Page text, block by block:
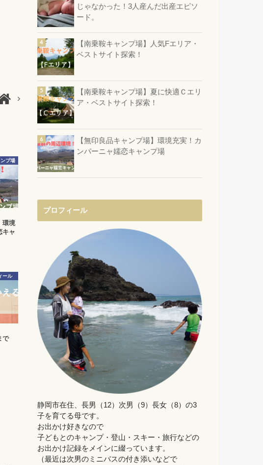
プ場
環境
キャ
ール
で
じゃなかった！3人産んだ出産エピソ
ード。
【南乗鞍キャンプ場】人気Fエリア・
ベストサイト探索！
【南乗鞍キャンプ場】夏に快適Ｃエリ
ア・ベストサイト探索！
【無印良品キャンプ場】環境充実！カ
ンパーニャ嬬恋キャンプ場
プロフィール
静岡市在住、長男（12）次男（9）長女（8）の3
子を育てる母です。
お出かけ好きなので
子どもとのキャンプ・登山・スキー・旅行などの
お出かけ記録をメインに綴っています。
（最近は次男のミニバスの付き添いなどで